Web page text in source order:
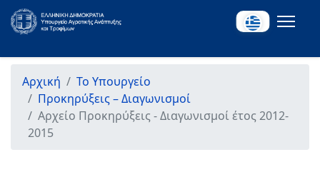
Αρχική
Το Υπουργείο
Προκηρύξεις – Διαγωνισμοί
Αρχείο Προκηρύξεις - Διαγωνισμοί έτος 2012-
2015